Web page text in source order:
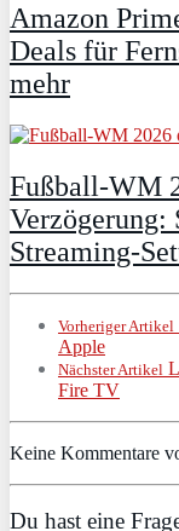
Amazon
Deals für
mehr
Fußball-WM
Verzögerung:
Streaming-
Vorheriger Artikel
Apple
Nächster Artikel
Fire TV
Keine Kommentare
Du hast eine